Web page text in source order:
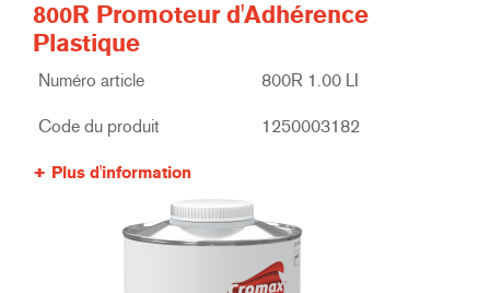
800R Promoteur d'Adhérence
Plastique
Numéro article 800R 1.00 LI
Code du produit 1250003182
Plus d'information